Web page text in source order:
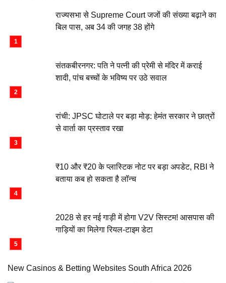
राज्यसभा से Supreme Court जजों की संख्या बढ़ाने का
बिल पास, अब 34 की जगह 38 होंगे
संतकबीरनगर: पति ने पत्नी की प्रेमी से मंदिर में कराई
शादी, पांच बच्चों के भविष्य पर उठे सवाल
रांची: JPSC घोटाले पर बड़ा मोड़: हेमंत सरकार ने छात्रों
से वार्ता का प्रस्ताव रखा
₹10 और ₹20 के प्लास्टिक नोट पर बड़ा अपडेट, RBI ने
बताया कब हो सकता है लॉन्च
2028 से हर नई गाड़ी में होगा V2V सिस्टम! आसपास की
गाड़ियों का मिलेगा रियल-टाइम डेटा
New Casinos & Betting Websites South Africa 2026